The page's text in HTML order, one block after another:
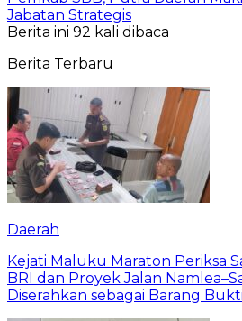
Jabatan Strategis
Berita ini 92 kali dibaca
Berita Terbaru
Daerah
Kejati Maluku Maraton Periksa
BRI dan Proyek Jalan
Diserahkan sebagai Barang Bukti